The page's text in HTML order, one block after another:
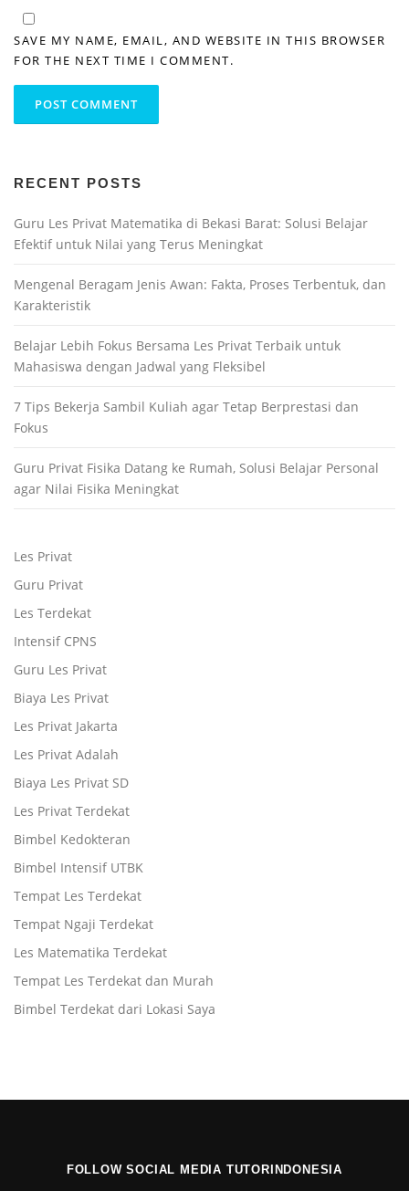
SAVE MY NAME, EMAIL, AND WEBSITE IN THIS BROWSER
FOR THE NEXT TIME I COMMENT.
RECENT POSTS
Guru Les Privat Matematika di Bekasi Barat: Solusi Belajar
Efektif untuk Nilai yang Terus Meningkat
Mengenal Beragam Jenis Awan: Fakta, Proses Terbentuk, dan
Karakteristik
Belajar Lebih Fokus Bersama Les Privat Terbaik untuk
Mahasiswa dengan Jadwal yang Fleksibel
7 Tips Bekerja Sambil Kuliah agar Tetap Berprestasi dan
Fokus
Guru Privat Fisika Datang ke Rumah, Solusi Belajar Personal
agar Nilai Fisika Meningkat
Les Privat
Guru Privat
Les Terdekat
Intensif CPNS
Guru Les Privat
Biaya Les Privat
Les Privat Jakarta
Les Privat Adalah
Biaya Les Privat SD
Les Privat Terdekat
Bimbel Kedokteran
Bimbel Intensif UTBK
Tempat Les Terdekat
Tempat Ngaji Terdekat
Les Matematika Terdekat
Tempat Les Terdekat dan Murah
Bimbel Terdekat dari Lokasi Saya
FOLLOW SOCIAL MEDIA TUTORINDONESIA